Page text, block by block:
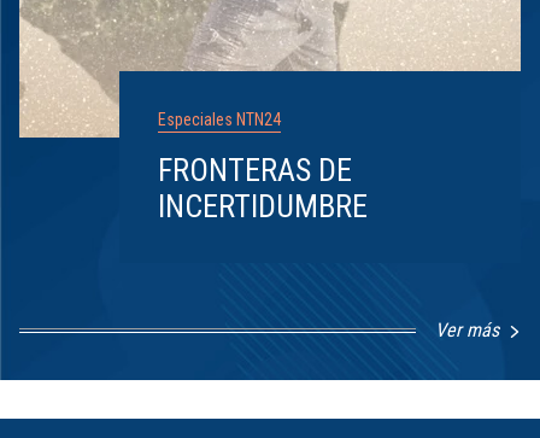
Especiales NTN24
FRONTERAS DE
INCERTIDUMBRE
Ver más
1
8